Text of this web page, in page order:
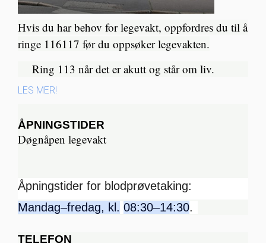
Hvis du har behov for legevakt, oppfordres du til å
ringe 116117 før du oppsøker legevakten.
Ring 113 når det er akutt og står om liv.​
LES MER!
ÅPNINGSTIDER
Døgnåpen legevakt
Åpningstider for blodprøvetaking:
Mandag–fredag, kl. 08:30–14:30.
TELEFON